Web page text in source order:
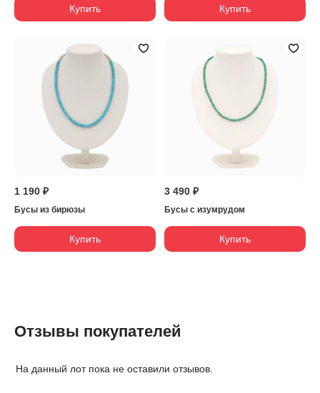
Купить Купить
1 190 ₽
Бусы из бирюзы
Купить
3 490 ₽
Бусы с изумрудом
Купить
Отзывы покупателей
На данный лот пока не оставили отзывов.